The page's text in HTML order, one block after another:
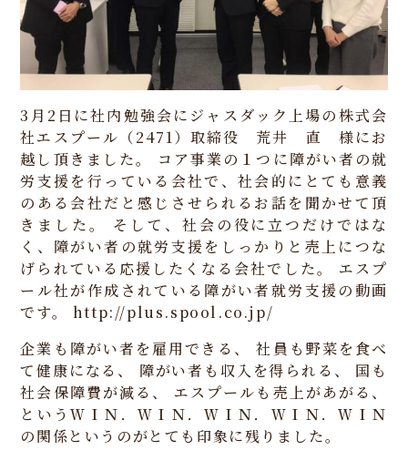
3月2日に社内勉強会にジャスダック上場の株式会
社エスプール（2471）取締役 荒井 直 様にお
越し頂きました。
コア事業の１つに障がい者の就
労支援を行っている会社で、社会的にとても意義
のある会社だと感じさせられるお話を聞かせて頂
きました。
そして、社会の役に立つだけではな
く、障がい者の就労支援をしっかりと売上につな
げられている応援したくなる会社でした。
エスプ
ール社が作成されている障がい者就労支援の動画
です。
http://plus.spool.co.jp/
企業も障がい者を雇用できる、
社員も野菜を食べ
て健康になる、
障がい者も収入を得られる、
国も
社会保障費が減る、
エスプールも売上があがる、
というＷＩＮ．ＷＩＮ．ＷＩＮ．ＷＩＮ．ＷＩＮ
の関係というのがとても印象に残りました。